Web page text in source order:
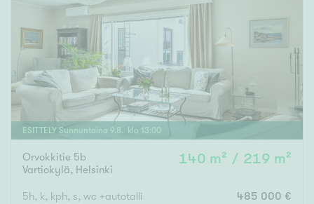
Ominaisuudet
Hissi
Järvi- tai merinäköala
Maalämpö
Oma ranta
Oma sauna
Parveke
Senioriasunto
ESITTELY Sunnuntaina 9. 8 . klo 13:00
Orvokkitie 5b
Vartiokylä, Helsinki
140 m² / 219 m²
5h, k, kph, s, wc +autotalli 485 000 €